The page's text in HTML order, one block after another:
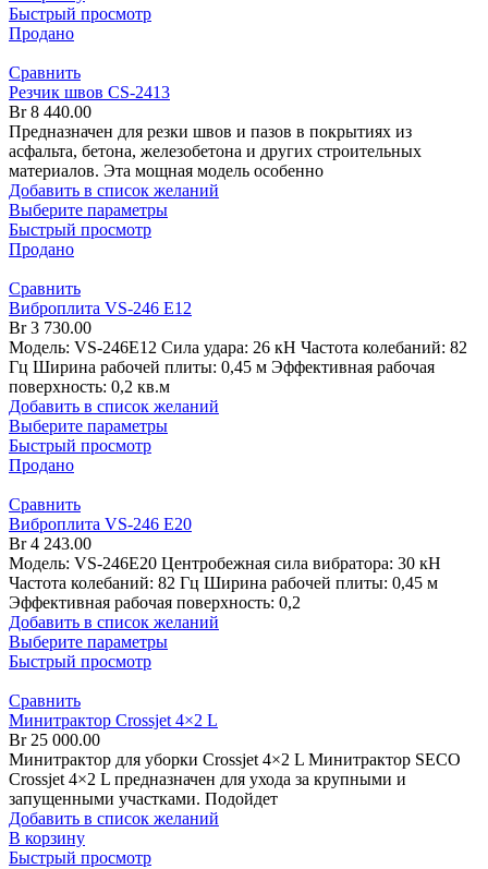
Быстрый просмотр
Продано
Сравнить
Резчик швов CS-2413
Br8 440.00
Предназначен для резки швов и пазов в покрытиях из
асфальта, бетона, железобетона и других строительных
материалов. Эта мощная модель особенно
Добавить в список желаний
Выберите параметры
Быстрый просмотр
Продано
Сравнить
Виброплита VS-246 E12
Br3 730.00
Модель: VS-246E12 Сила удара: 26 кН Частота колебаний: 82
Гц Ширина рабочей плиты: 0,45 м Эффективная рабочая
поверхность: 0,2 кв.м
Добавить в список желаний
Выберите параметры
Быстрый просмотр
Продано
Сравнить
Виброплита VS-246 E20
Br4 243.00
Модель: VS-246E20 Центробежная сила вибратора: 30 кН
Частота колебаний: 82 Гц Ширина рабочей плиты: 0,45 м
Эффективная рабочая поверхность: 0,2
Добавить в список желаний
Выберите параметры
Быстрый просмотр
Сравнить
Минитрактор Crossjet 4×2 L
Br25 000.00
Минитрактор для уборки Crossjet 4×2 L Минитрактор SECO
Crossjet 4×2 L предназначен для ухода за крупными и
запущенными участками. Подойдет
Добавить в список желаний
В корзину
Быстрый просмотр